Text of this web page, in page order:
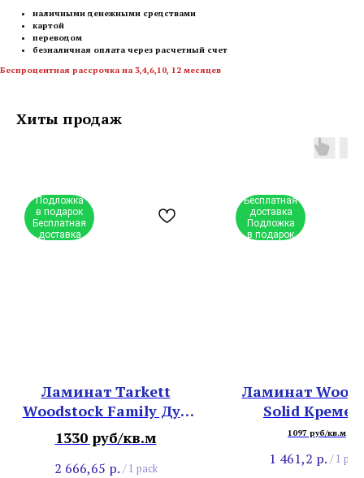
наличными денежными средствами
картой
переводом
безналичная оплата через расчетный счет
Беспроцентная рассрочка на 3,4,6,10, 12 месяцев
Хиты продаж
Подложка
в подарок
Бесплатная
доставка
Ламинат Tarkett
Woodstock Family Дуб
Шервуд Тобакко
1330 руб/кв.м
2 666,65 р. / 1 pack
Бесплатная
доставка
Подложка
в подарок
Ламинат
Solid
1097 руб/кв.м
1 461,2 р. / 1 pack